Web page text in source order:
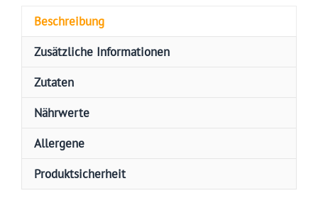
Beschreibung
Zusätzliche Informationen
Zutaten
Nährwerte
Allergene
Produktsicherheit